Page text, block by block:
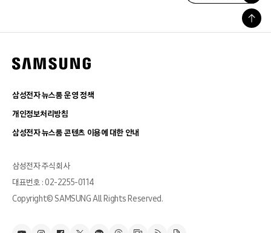
삼성전자 뉴스룸 운영 정책
개인정보처리방침
삼성전자 뉴스룸 콘텐츠 이용에 대한 안내
삼성전자 주식회사
대표번호 : 02-2255-0114
Copyright© SAMSUNG All Rights Reserved.